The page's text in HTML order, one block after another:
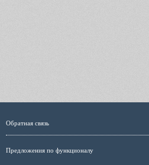
Обратная связь
Предложения по функционалу